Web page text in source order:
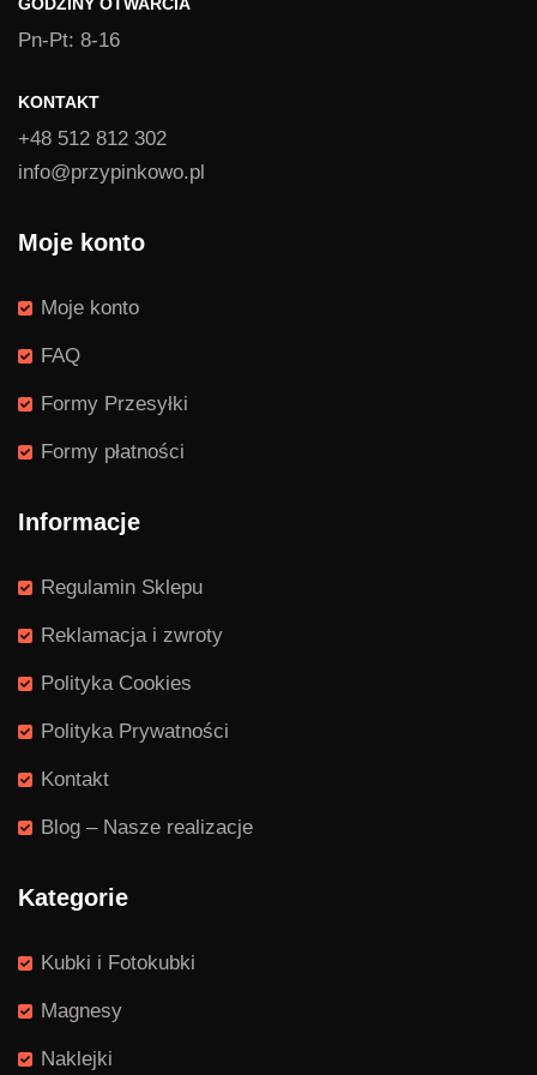
Pn-Pt: 8-16
KONTAKT
+48 512 812 302
info@przypinkowo.pl
Moje konto
Moje konto
FAQ
Formy Przesyłki
Formy płatności
Informacje
Regulamin Sklepu
Reklamacja i zwroty
Polityka Cookies
Polityka Prywatności
Kontakt
Blog – Nasze realizacje
Kategorie
Kubki i Fotokubki
Magnesy
Naklejki